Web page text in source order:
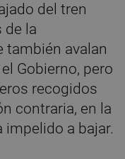
del tren
de la
también avalan
Gobierno, pero
recogidos
contraria, en la
a bajar.